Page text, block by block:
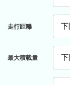
走行距離
最大積載量